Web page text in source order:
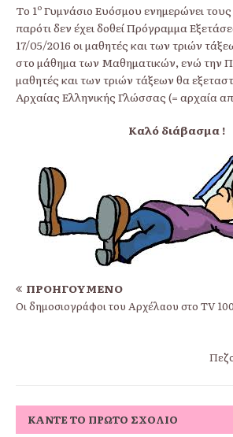
Το 1 ο Γυμνάσιο Ευόσμου ενημερώνει τους
παρότι δεν έχει δοθεί Πρόγραμμα
17/05/2016 οι μαθητές και των τριών
στο μάθημα των Μαθηματικών, ενώ την
μαθητές και των τριών τάξεων θα
Αρχαίας Ελληνικής Γλώσσας (= αρχαία
Καλό διάβασμα !
ΠΡΟΗΓΟΎΜΕΝΟ
Οι δημοσιογράφοι του Αρχέλαου στο TV
ΚΆΝΤΕ ΤΟ ΠΡΏΤΟ ΣΧΌΛΙΟ